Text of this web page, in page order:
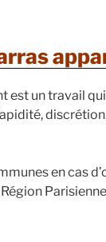
est un travail
en cas